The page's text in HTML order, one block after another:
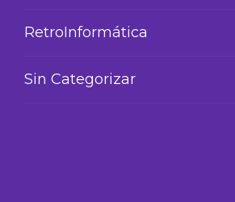
RetroInformática
Sin Categorizar